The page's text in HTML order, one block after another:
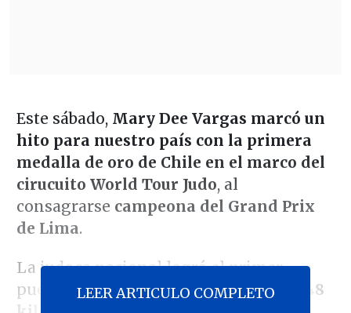
Este sábado, Mary Dee Vargas marcó un
hito para nuestro país con la primera
medalla de oro de Chile en el marco del
cirucuito World Tour Judo, al
consagrarse campeona del Grand Prix
de Lima.
La judoca nacional logró el primer
puesto en la categoría femenina de -48
LEER ARTICULO COMPLETO